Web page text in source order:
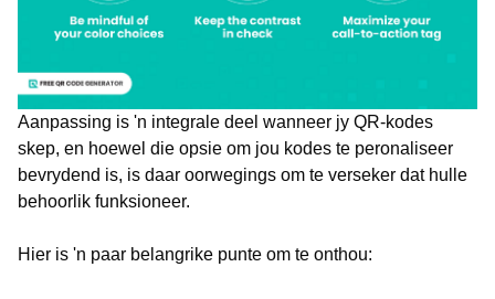
Aanpassing is 'n integrale deel wanneer jy QR-kodes
skep, en hoewel die opsie om jou kodes te peronaliseer
bevrydend is, is daar oorwegings om te verseker dat hulle
behoorlik funksioneer.
Hier is 'n paar belangrike punte om te onthou: